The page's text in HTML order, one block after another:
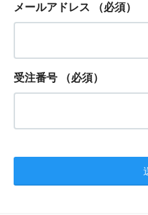
メールアドレス （必須）
受注番号 （必須）